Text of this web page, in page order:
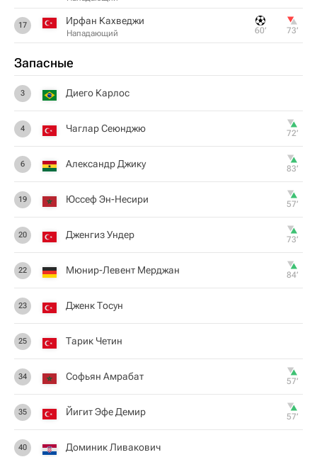
17 Ирфан Кахведжи
Нападающий 60‎’‎ 73‎’‎
Запасные
3 Диего Карлос
4 Чаглар Сеюнджю 72‎’‎
6 Александр Джику 83‎’‎
19 Юссеф Эн-Несири 57‎’‎
20 Дженгиз Ундер 73‎’‎
22 Мюнир-Левент Мерджан 84‎’‎
23 Дженк Тосун
25 Тарик Четин
34 Софьян Амрабат 57‎’‎
35 Йигит Эфе Демир 57‎’‎
40 Доминик Ливакович